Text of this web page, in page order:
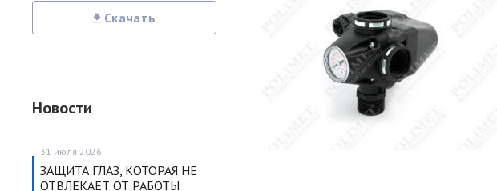
Скачать
Новости
31 июля 2026
ЗАЩИТА ГЛАЗ, КОТОРАЯ НЕ
ОТВЛЕКАЕТ ОТ РАБОТЫ